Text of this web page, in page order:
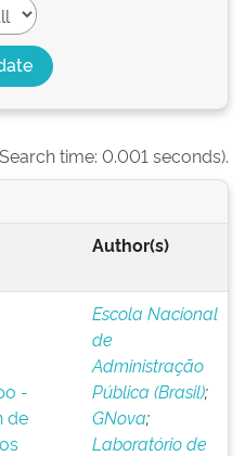
time: 0.001 seconds).
Author(s)
-
de
Escola Nacional
de
Administração
Pública (Brasil);
GNova;
Laboratório de